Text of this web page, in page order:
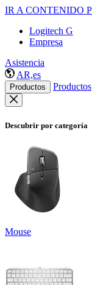
IR A CONTENIDO
Logitech G
Empresa
Asistencia
AR,es
Productos Productos
Descubrir por categoría
Mouse